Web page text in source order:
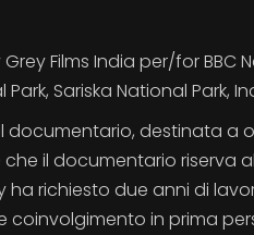
Films India per/for BBC
Sariska National Park,
documentario, destinata a
il documentario riserva
richiesto due anni di
in prima